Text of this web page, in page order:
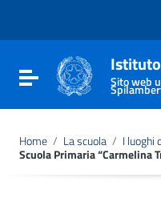
Vai al footer
Attiva / disattiva laSito web
Home / La scuola / I luoghi
Scuola Primaria “Carmelina